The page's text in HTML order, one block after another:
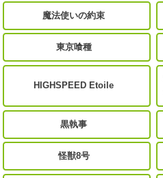
魔法使いの約束
東京喰種
HIGHSPEED Etoile
黒執事
怪獣8号